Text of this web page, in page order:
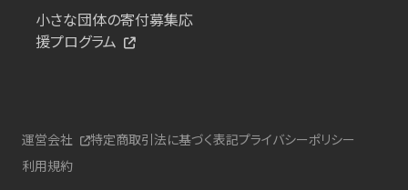
小さな団体の寄付募集応
援プログラム
運営会社 特定商取引法に基づく表記プライバシーポリシー
利用規約